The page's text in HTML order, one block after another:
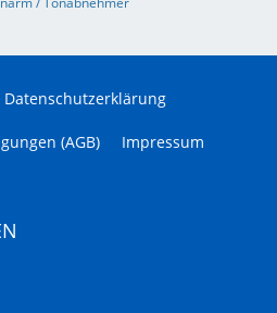
Datenschutzerklärung
(AGB) Impressum